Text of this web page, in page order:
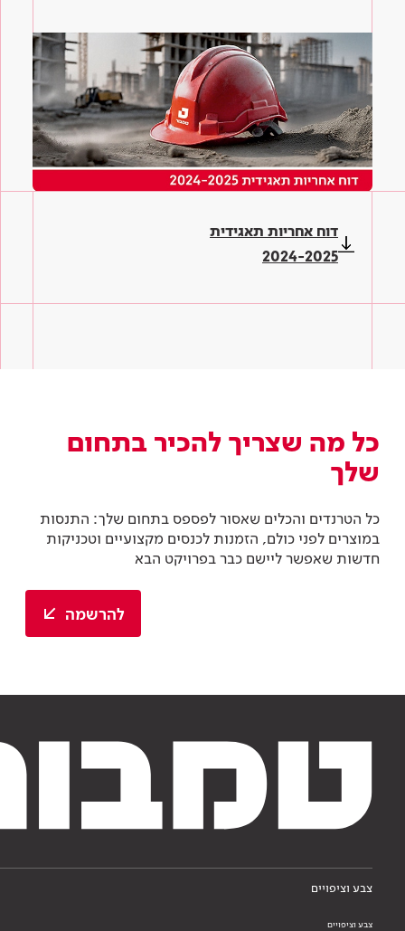
דוח אחריות תאגידית
2024-2025
כל מה שצריך להכיר בתחום
שלך
כל הטרנדים והכלים שאסור לפספס בתחום שלך: התנסות
במוצרים לפני כולם, הזמנות לכנסים מקצועיים וטכניקות
חדשות שאפשר ליישם כבר בפרויקט הבא
להרשמה
צבע וציפויים
צבע וציפויים